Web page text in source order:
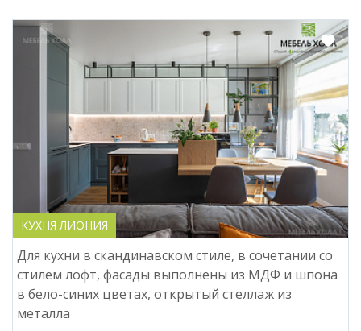
КУХНЯ ЛИОНИЯ
Для кухни в скандинавском стиле, в сочетании со
стилем лофт, фасады выполнены из МДФ и шпона
в бело-синих цветах, открытый стеллаж из
металла